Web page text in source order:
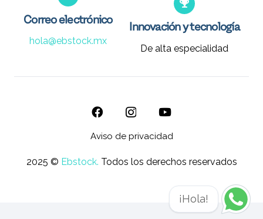
Correo electrónico
hola@ebstock.mx
Innovación y tecnología
De alta especialidad
Aviso de privacidad
2025 © Ebstock. Todos los derechos reservados
¡Hola!